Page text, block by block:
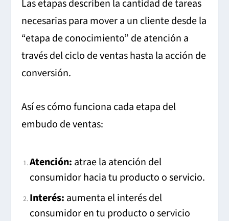
Las etapas describen la cantidad de tareas
necesarias para mover a un cliente desde la
“etapa de conocimiento” de atención a
través del ciclo de ventas hasta la acción de
conversión.
Así es cómo funciona cada etapa del
embudo de ventas:
Atención: atrae la atención del
consumidor hacia tu producto o servicio.
Interés: aumenta el interés del
consumidor en tu producto o servicio